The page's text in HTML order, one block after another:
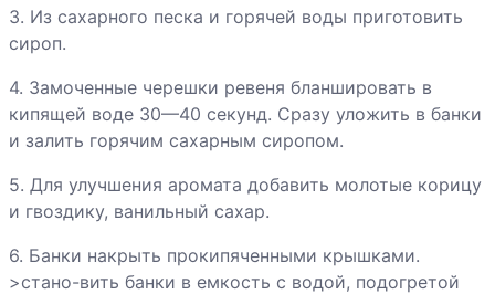
Компот из
персиков
половинок
абрикосов
Компот из ревеня
3. Из сахарного песка и горячей воды приготовить
сироп.
4. Замоченные черешки ревеня бланшировать в
кипящей воде 30—40 секунд. Сразу уложить в банки
и залить горячим сахарным сиропом.
5. Для улучшения аромата добавить молотые корицу
и гвоздику, ванильный сахар.
6. Банки накрыть прокипяченными крышками.
>стано-вить банки в емкость с водой, подогретой